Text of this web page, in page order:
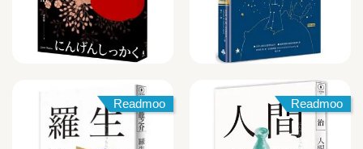
Readmoo Readmoo